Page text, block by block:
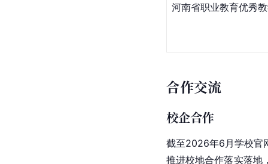
河南省职业教育优秀
合作交流
校企合作
截至2026年6月学校官
推进校地合作落实落地